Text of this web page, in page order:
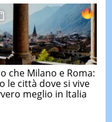
che Milano e Roma:
le città dove si vive
meglio in Italia